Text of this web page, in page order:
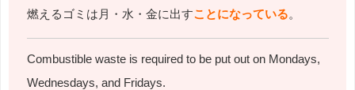
燃えるゴミは月・水・金に出すことになっている。
Combustible waste is required to be put out on Mondays,
Wednesdays, and Fridays.